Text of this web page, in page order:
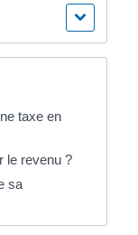
taxe en
le revenu ?
sa